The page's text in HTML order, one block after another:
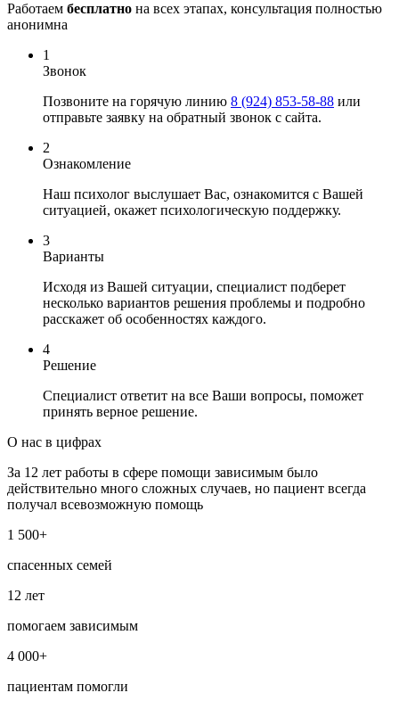
Работаем бесплатно на всех этапах, консультация полностью
анонимна
1
Звонок
Позвоните на горячую линию 8 (924) 853-58-88 или
отправьте заявку на обратный звонок с сайта.
2
Ознакомление
Наш психолог выслушает Вас, ознакомится с Вашей
ситуацией, окажет психологическую поддержку.
3
Варианты
Исходя из Вашей ситуации, специалист подберет
несколько вариантов решения проблемы и подробно
расскажет об особенностях каждого.
4
Решение
Специалист ответит на все Ваши вопросы, поможет
принять верное решение.
О нас в цифрах
За 12 лет работы в сфере помощи зависимым было
действительно много сложных случаев, но пациент всегда
получал всевозможную помощь
1 500+
спасенных семей
12 лет
помогаем зависимым
4 000+
пациентам помогли